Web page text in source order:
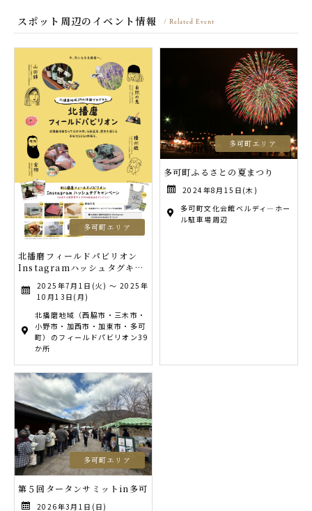
スポット周辺のイベント情報 / Related Event
多可町エリア
北播磨フィールドパビリオン
Instagramハッシュタグキャ
2025年7月1日(火) ～ 2025年
10月13日(月)
北播磨地域（西脇市・三木市・
小野市・加西市・加東市・多可
町）のフィールドパビリオン39
か所
多可町エリア
多可町ふるさとの夏まつり
2024年8月15日(木)
多可町文化会館ベルディ―ホー
ル駐車場周辺
多可町エリア
第５回タータンサミットin多可
2026年3月1日(日)